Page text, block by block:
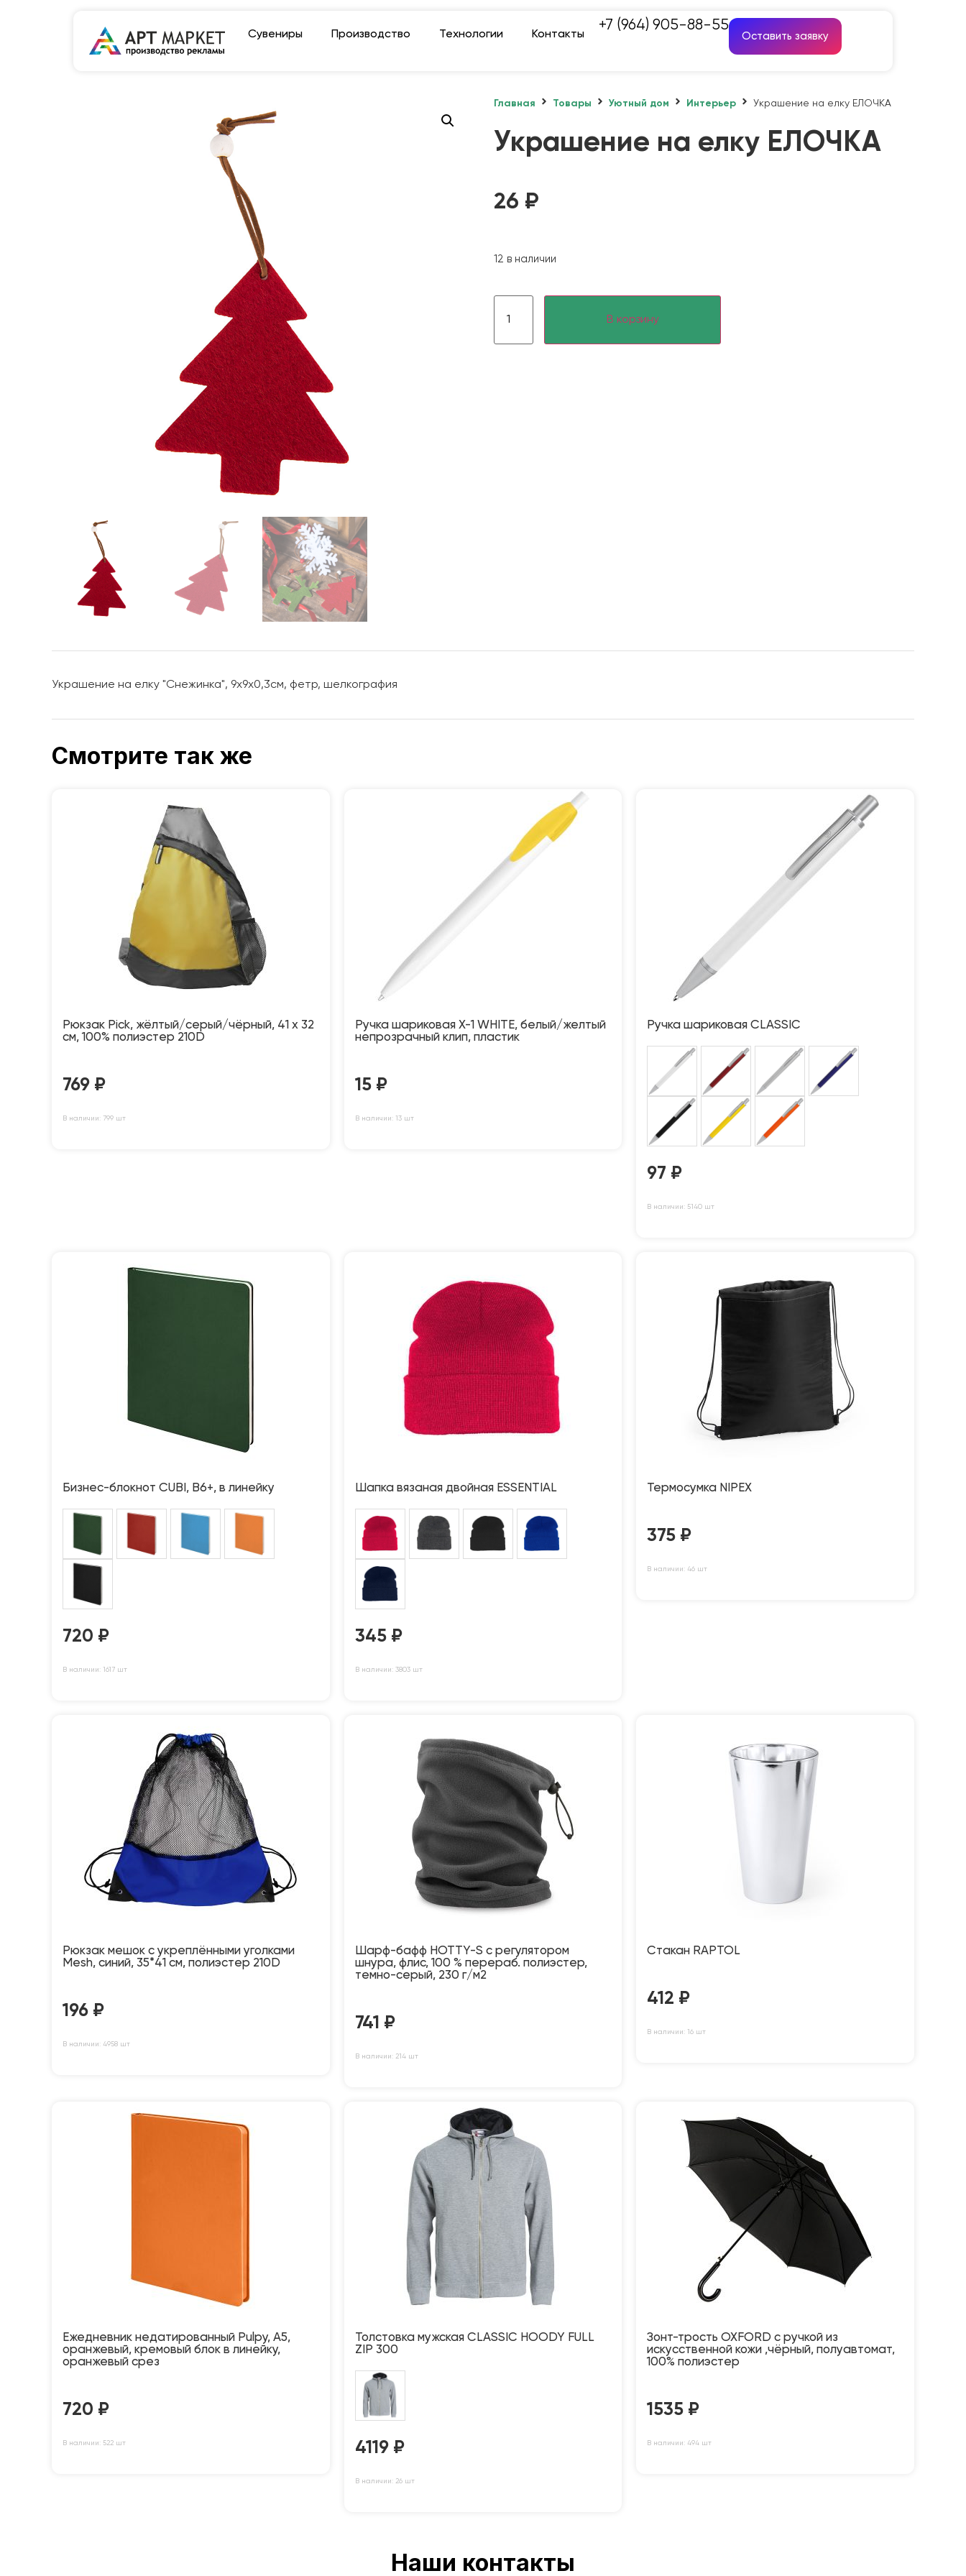
Сувениры Производство Технологии Контакты
+7 (964) 905-88-55
Оставить заявку
Главная Товары Уютный дом Интерьер Украшение на елку ЕЛОЧКА
Украшение на елку ЕЛОЧКА
26 ₽
12 в наличии
В корзину
Украшение на елку "Снежинка", 9х9х0,3см, фетр, шелкография
Смотрите так же
Рюкзак Pick, жёлтый/серый/чёрный, 41 x 32
см, 100% полиэстер 210D
769 ₽
В наличии: 799 шт
Ручка шариковая X-1 WHITE, белый/желтый
непрозрачный клип, пластик
15 ₽
В наличии: 13 шт
Ручка шариковая CLASSIC
97 ₽
В наличии: 5140 шт
Бизнес-блокнот CUBI, B6+, в линейку
720 ₽
В наличии: 1617 шт
Шапка вязаная двойная ESSENTIAL
345 ₽
В наличии: 3803 шт
Термосумка NIPEX
375 ₽
В наличии: 46 шт
Рюкзак мешок с укреплёнными уголками
Mesh, синий, 35*41 см, полиэстер 210D
196 ₽
В наличии: 4958 шт
Шарф-бафф HOTTY-S с регулятором
шнура, флис, 100 % перераб. полиэстер,
темно-серый, 230 г/м2
741 ₽
В наличии: 214 шт
Стакан RAPTOL
412 ₽
В наличии: 16 шт
Ежедневник недатированный Pulpy, А5,
оранжевый, кремовый блок в линейку,
оранжевый срез
720 ₽
В наличии: 522 шт
Толстовка мужская CLASSIC HOODY FULL
ZIP 300
4119 ₽
В наличии: 26 шт
Зонт-трость OXFORD с ручкой из
искусственной кожи ,чёрный, полуавтомат,
100% полиэстер
1535 ₽
В наличии: 494 шт
Наши контакты